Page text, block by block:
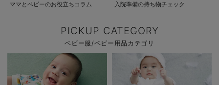
ママとベビーのお役立ちコラム 入院準備の持ち物チェック
PICKUP CATEGORY
ベビー服/ベビー用品カテゴリ